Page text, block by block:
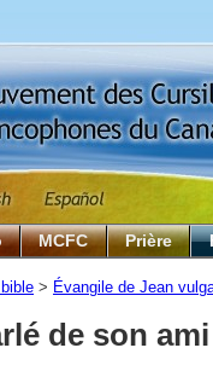
MCFC Prière
> Évangile de Jean
de son